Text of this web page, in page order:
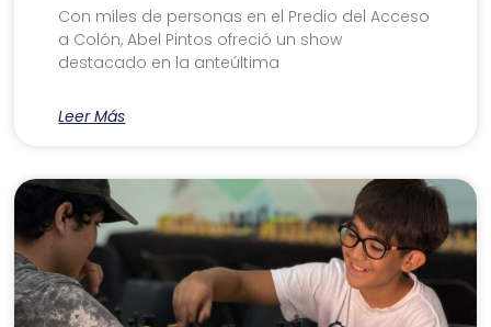
Con miles de personas en el Predio del Acceso
a Colón, Abel Pintos ofreció un show
destacado en la anteúltima
Leer Más